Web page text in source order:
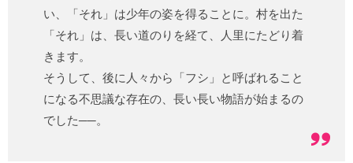
い、「それ」は少年の姿を得ることに。村を出た
「それ」は、長い道のりを経て、人里にたどり着
きます。
そうして、後に人々から「フシ」と呼ばれること
になる不思議な存在の、長い長い物語が始まるの
でした──。